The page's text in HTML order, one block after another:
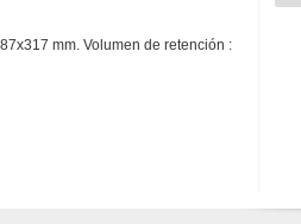
mm. Volumen de retención :